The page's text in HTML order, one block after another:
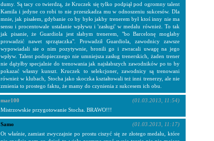
dumy. Są tacy co twierdzą, że Kruczek się tylko podpiął pod ogromny talent
Kamila i jedyne co robi to nie przeszkadza mu w odnoszeniu sukcesów. Dla
mnie, jak pisałem, gdybanie co by było jakby trenerem był ktoś inny nie ma
sensu i procentowale ustalanie wpływu i 'zasługi' w medalu również. To tak
jak pisanie, że Guardiola jest słabym trenerem, "bo Barcelonę mogłaby
prowadzić nawet sprzątaczka". Prowadził Guardiola, zawodnicy zawsze
wypowiadali sie o nim pozytywnie, bronili go i zwracali uwagę na jego
wpływ. Talent podopiecznego nie umniejsza zasług trenerskich, żaden trener
nie dążyłby specjalnie do trenowania jak najsłabszych zawodników po to by
pokazać własny kunszt. Kruczek to selekcjoner, zawodnicy są trenowani
również w klubach, Stocha jako skoczka kształtowali też inni trenerzy, ale nie
zmienia to prostego faktu, że mamy do czynienia z sukcesem ich obu.
mar100
Mistrzowskie przygotowanie Stocha. BRAWO!!!
(01.03.2013, 11:54)
Samo
Ot właśnie, zamiast zwyczajnie po prostu ciszyć się ze złotego medalu, które
(01.03.2013, 11:17)